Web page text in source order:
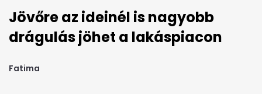
Jövőre az ideinél is nagyobb
drágulás jöhet a lakáspiacon
Fatima